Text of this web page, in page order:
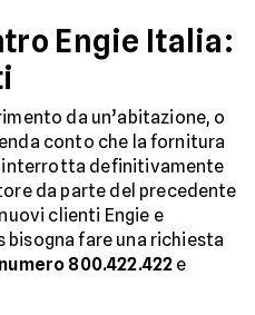
Engie Italia:
da un’abitazione, o
conto che la fornitura
definitivamente
da parte del precedente
clienti Engie e
bisogna fare una richiesta
numero 800.422.422 e